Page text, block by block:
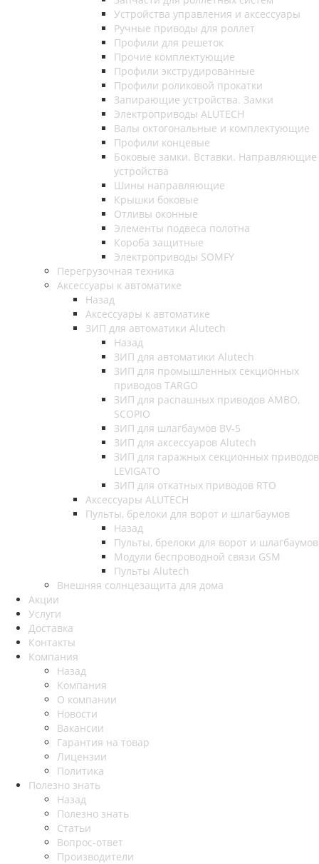
Устройства управления и аксессуары
Ручные приводы для роллет
Профили для решеток
Прочие комплектующие
Профили экструдированные
Профили роликовой прокатки
Запирающие устройства. Замки
Электроприводы ALUTECH
Валы октогональные и комплектующие
Профили концевые
Боковые замки. Вставки. Направляющие
устройства
Шины направляющие
Крышки боковые
Отливы оконные
Элементы подвеса полотна
Короба защитные
Электроприводы SOMFY
Перегрузочная техника
Аксессуары к автоматике
Назад
Аксессуары к автоматике
ЗИП для автоматики Alutech
Назад
ЗИП для автоматики Alutech
ЗИП для промышленных секционных
приводов TARGO
ЗИП для распашных приводов AMBO,
SCOPIO
ЗИП для шлагбаумов BV-5
ЗИП для аксессуаров Alutech
ЗИП для гаражных секционных приводов
LEVIGATO
ЗИП для откатных приводов RTO
Аксессуары ALUTECH
Пульты, брелоки для ворот и шлагбаумов
Назад
Пульты, брелоки для ворот и шлагбаумов
Модули беспроводной связи GSM
Пульты Alutech
Внешняя солнцезащита для дома
Акции
Услуги
Доставка
Контакты
Компания
Назад
Компания
О компании
Новости
Вакансии
Гарантия на товар
Лицензии
Политика
Полезно знать
Назад
Полезно знать
Статьи
Вопрос-ответ
Производители